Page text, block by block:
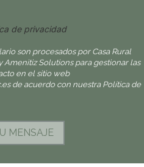
de privacidad
son procesados por Casa Rural
Amenitiz Solutions para gestionar las
en el sitio web
de acuerdo con nuestra Política de